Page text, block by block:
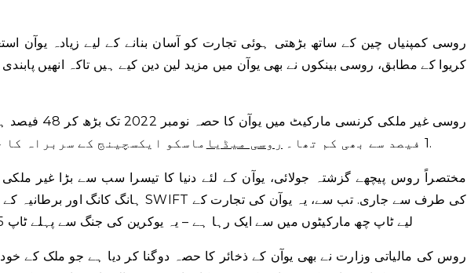
روسی کمپنیاں چین کے ساتھ بڑھتی ہوئی تجارت کو آسان بنانے کے لیے زیادہ یوآن
کریوا کے مطابق، روسی بینکوں نے بھی یوآن میں مزید لین دین کیے ہیں تاکہ انھیں
روسی غیر ملکی کرنسی
1 فیصد سے بھی کم تھا۔
روسی میڈیا ماسکو ایکسچینج کے سربراہ کا حوالہ دیتے ہوئے.
مختصراً روس پیچھے گزشتہ جولائی، یوآن کے لئے دنیا کا تیسرا سب سے بڑا غیر
ہانگ کانگ اور برطانیہ SWIFT کی طرف سے جاری. تب سے، یہ یوآن کی تجارت کے
لیے ٹاپ چھ مارکیٹوں میں سے ایک رہا ہے – یہ یوکرین کی جنگ سے پہلے ٹاپ 15 میں بھی نہیں تھا۔
روس کی مالیاتی وزارت نے بھی یوآن کے ذخائر کا حصہ دوگنا کر دیا ہے جو ملک کے